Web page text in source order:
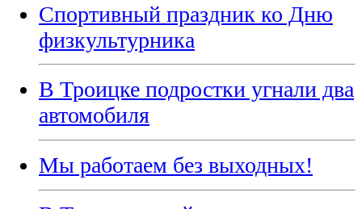
Спортивный праздник ко Дню
физкультурника
В Троицке подростки угнали два
автомобиля
Мы работаем без выходных!